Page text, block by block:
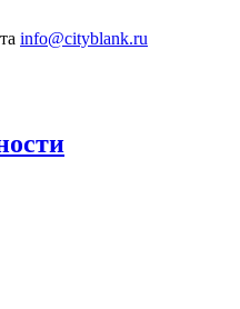
info@cityblank.ru